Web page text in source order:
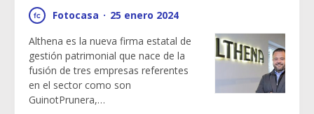
Fotocasa · 25 enero 2024
Althena es la nueva firma estatal de
gestión patrimonial que nace de la
fusión de tres empresas referentes
en el sector como son
GuinotPrunera,…